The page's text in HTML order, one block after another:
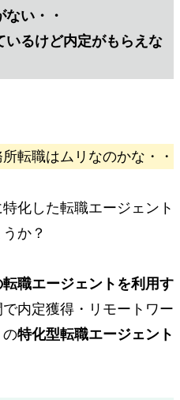
い・・
いるけど内定がもらえな
転職はムリなのかな・・
特化した転職エージェント
か？
職エージェントを利用す
内定獲得・リモートワー
の特化型転職エージェント